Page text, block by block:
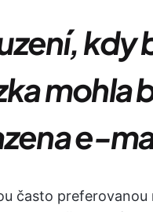
kdy
mohla
e-
často preferovanou